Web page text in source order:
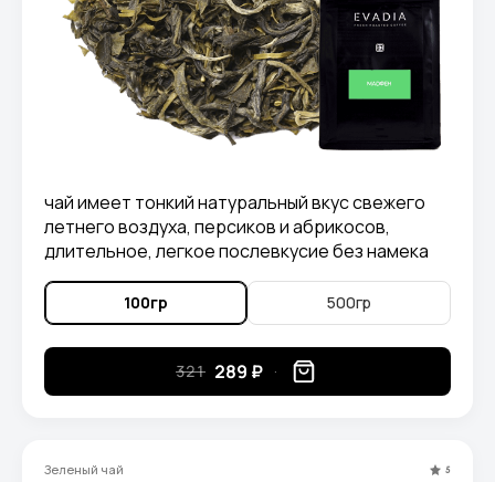
чай имеет тонкий натуральный вкус свежего
летнего воздуха, персиков и абрикосов,
длительное, легкое послевкусие без намека
на горечь.
100гр 500гр
321 289 ₽
Зеленый чай 5